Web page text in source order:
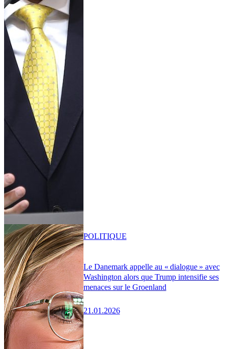
Le Danemark appelle au « dialogue » avec
Washington alors que Trump intensifie ses
menaces sur le Groenland
21.01.2026
POLITIQUE